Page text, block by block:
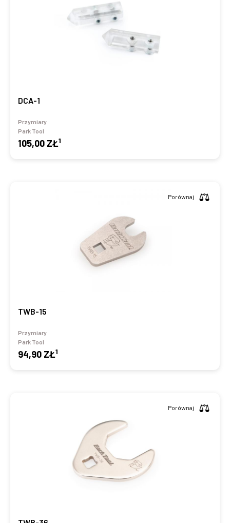
DCA-1
Przymiary
Park Tool
105,00 ZŁ1
TWB-15
Przymiary
Park Tool
94,90 ZŁ1
Porównaj
Porównaj